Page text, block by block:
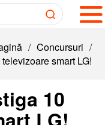
/ Concursuri /
smart LG!
10